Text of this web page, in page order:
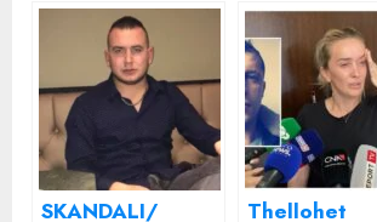
SKANDALI/
Thellohet